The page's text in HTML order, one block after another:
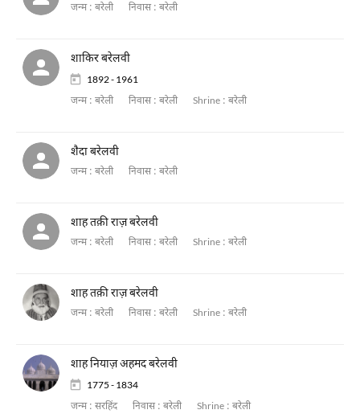
जन्म : बरेली निवास : बरेली
शाकिर बरेलवी
1892 - 1961
जन्म : बरेली निवास : बरेली Shrine : बरेली
शैदा बरेलवी
जन्म : बरेली निवास : बरेली
शाह तक़ी राज़ बरेलवी
जन्म : बरेली निवास : बरेली Shrine : बरेली
शाह तक़ी राज़ बरेलवी
जन्म : बरेली निवास : बरेली Shrine : बरेली
शाह नियाज़ अहमद बरेलवी
1775 - 1834
जन्म : सरहिंद निवास : बरेली Shrine : बरेली